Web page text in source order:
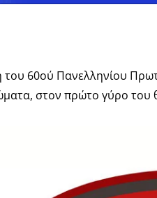
60ού Πανελληνίου
στον πρώτο γύρο του